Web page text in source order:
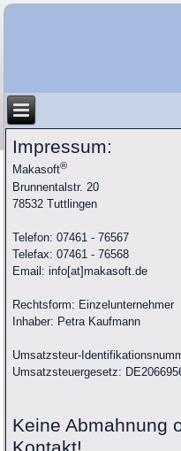
Impressum:
Makasoft®
Brunnentalstr. 20
78532 Tuttlingen
Telefon: 07461 - 76567
Telefax: 07461 - 76568
Email: info[at]makasoft.de
Rechtsform: Einzelunternehmer
Inhaber: Petra Kaufmann
Umsatzsteur-
Umsatzsteuergesetz:
Keine Abmahnung
Kontakt!